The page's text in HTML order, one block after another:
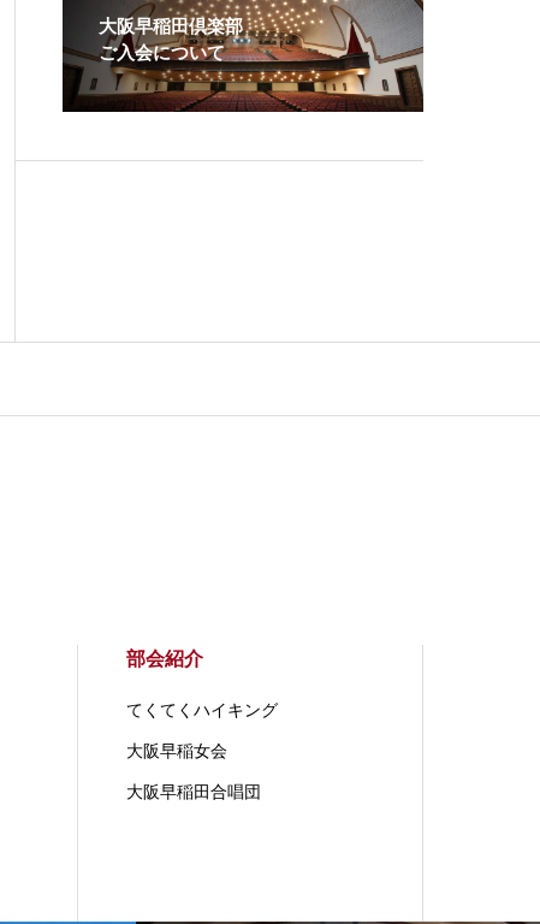
⼤阪早稲⽥倶楽部
ご入会について
部会紹介
てくてくハイキング
大阪早稲女会
大阪早稲田合唱団